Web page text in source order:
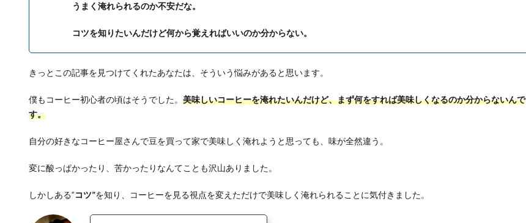
うまく淹れられるのか不安だな。
コツを知りたいんだけど何から覚えればいいのか分からない。
きっとこの記事を見つけてくれたあなたは、そういう悩みがあると思います。
僕もコーヒー初心者の頃はそうでした。 美味しいコーヒーを淹れたいんだけど、まず何をすれば美味しくなるのか分からないんで
す。
自分の好きなコーヒー屋さんで豆を買って家で美味しく淹れようと思っても、味が全然違う。
変に酸っぱかったり、苦かったりなんてことも沢山ありました。
しかしある”コツ”を知り、コーヒーを見る視点を変えただけで美味しく淹れられることに気付きました。